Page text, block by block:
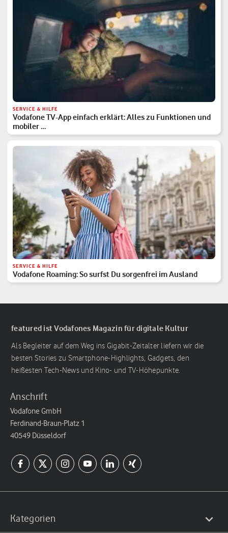
SERVICE & HILFE
Vodafone TV-App einfach erklärt: Alles zu Funktionen und
mobiler …
SERVICE & HILFE
Vodafone Roaming: So surfst Du sorgenfrei im Ausland
featured ist Vodafones Magazin für digitale Kultur
Als Begleiter auf dem Weg ins Gigabit-Zeitalter liefern wir die
besten Stories zu Smartphone-Highlights, Gadgets, den
heißesten Tech-News und Kino- und TV-Höhepunkte.
Anschrift
Vodafone GmbH
Ferdinand-Braun-Platz 1
40549 Düsseldorf
Kategorien